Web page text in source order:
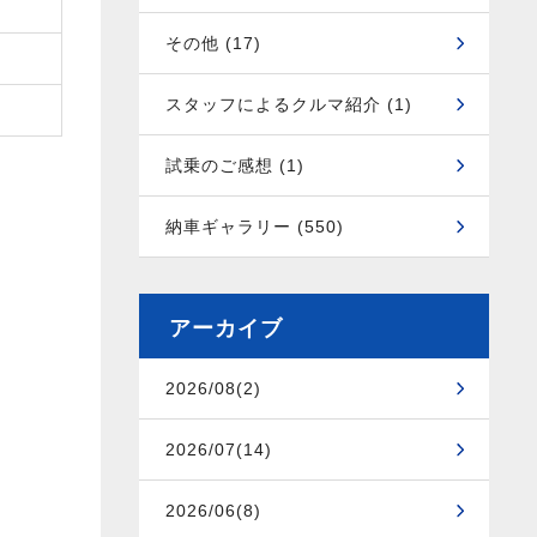
その他 (17)
スタッフによるクルマ紹介 (1)
試乗のご感想 (1)
納車ギャラリー (550)
アーカイブ
2026/08(2)
2026/07(14)
2026/06(8)